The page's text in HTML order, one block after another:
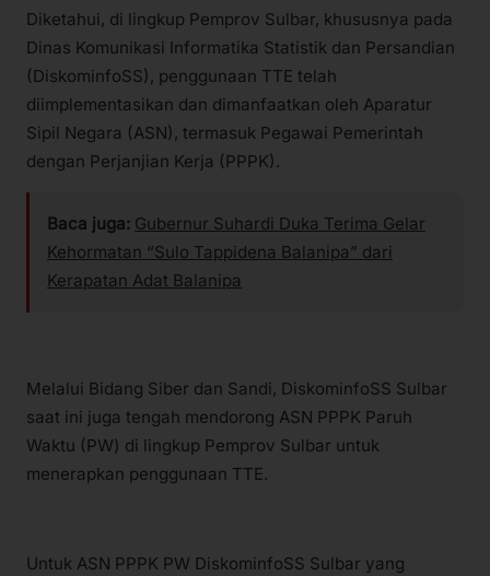
Diketahui, di lingkup Pemprov Sulbar, khususnya pada
Dinas Komunikasi Informatika Statistik dan Persandian
(DiskominfoSS), penggunaan TTE telah
diimplementasikan dan dimanfaatkan oleh Aparatur
Sipil Negara (ASN), termasuk Pegawai Pemerintah
dengan Perjanjian Kerja (PPPK).
Baca juga: Gubernur Suhardi Duka Terima Gelar
Kehormatan “Sulo Tappidena Balanipa” dari
Kerapatan Adat Balanipa
Melalui Bidang Siber dan Sandi, DiskominfoSS Sulbar
saat ini juga tengah mendorong ASN PPPK Paruh
Waktu (PW) di lingkup Pemprov Sulbar untuk
menerapkan penggunaan TTE.
Untuk ASN PPPK PW DiskominfoSS Sulbar yang